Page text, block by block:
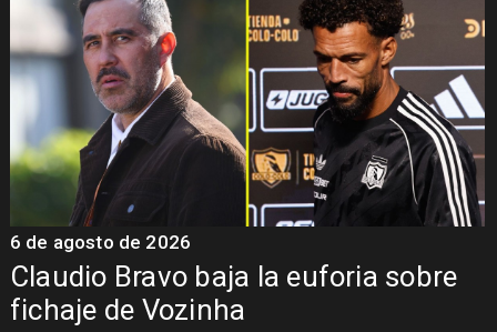
sobre
Presentación de Vozinha en
Colo: Fecha, Estadio y
5 de agosto de 2026